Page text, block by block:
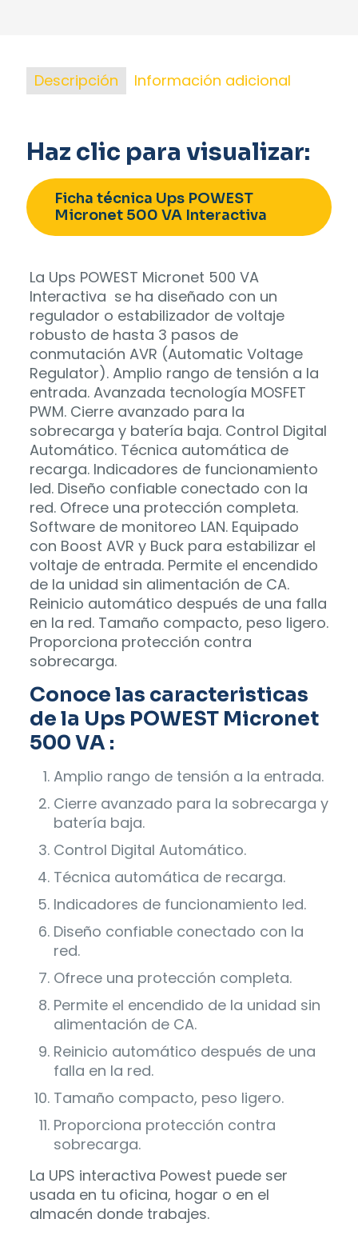
Descripción Información adicional
Haz clic para visualizar:
Ficha técnica Ups POWEST
Micronet 500 VA Interactiva
La Ups POWEST Micronet 500 VA
Interactiva se ha diseñado con un
regulador o estabilizador de voltaje
robusto de hasta 3 pasos de
conmutación AVR (Automatic Voltage
Regulator). Amplio rango de tensión a la
entrada. Avanzada tecnología MOSFET
PWM. Cierre avanzado para la
sobrecarga y batería baja. Control Digital
Automático. Técnica automática de
recarga. Indicadores de funcionamiento
led. Diseño confiable conectado con la
red. Ofrece una protección completa.
Software de monitoreo LAN. Equipado
con Boost AVR y Buck para estabilizar el
voltaje de entrada. Permite el encendido
de la unidad sin alimentación de CA.
Reinicio automático después de una falla
en la red. Tamaño compacto, peso ligero.
Proporciona protección contra
sobrecarga.
Conoce las caracteristicas
de la Ups POWEST Micronet
500 VA :
Amplio rango de tensión a la entrada.
Cierre avanzado para la sobrecarga y
batería baja.
Control Digital Automático.
Técnica automática de recarga.
Indicadores de funcionamiento led.
Diseño confiable conectado con la
red.
Ofrece una protección completa.
Permite el encendido de la unidad sin
alimentación de CA.
Reinicio automático después de una
falla en la red.
Tamaño compacto, peso ligero.
Proporciona protección contra
sobrecarga.
La UPS interactiva Powest puede ser
usada en tu oficina, hogar o en el
almacén donde trabajes.